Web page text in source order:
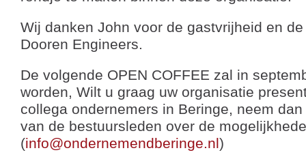
Wij danken John voor de gastvrijheid en
Dooren Engineers.
De volgende OPEN COFFEE zal in
worden, Wilt u graag uw organisatie
collega ondernemers in Beringe, neem
van de bestuursleden over de
(info@ondernemendberinge.nl)